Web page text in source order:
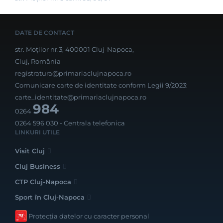
DATE DE CONTACT
str. Moților nr.3, 400001 Cluj-Napoca,
Cluj, România
registratura@primariaclujnapoca.ro
Comunicare carte de identitate conform Legii 9/2023:
carte_identitate@primariaclujnapoca.ro
0264984
0264 596 030 - Centrala telefonica
LINKURI UTILE
Visit Cluj
Cluj Business
CTP Cluj-Napoca
Sport în Cluj-Napoca
Protecția datelor cu caracter personal